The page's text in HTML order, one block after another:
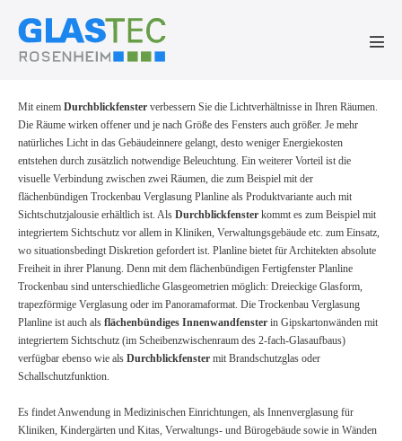
Inhalt
springen
Mit einem Durchblickfenster verbessern Sie die Lichtverhältnisse in Ihren Räumen.
Die Räume wirken offener und je nach Größe des Fensters auch größer. Je mehr
natürliches Licht in das Gebäudeinnere gelangt, desto weniger Energiekosten
entstehen durch zusätzlich notwendige Beleuchtung. Ein weiterer Vorteil ist die
visuelle Verbindung zwischen zwei Räumen, die zum Beispiel mit der
flächenbündigen Trockenbau Verglasung Planline als Produktvariante auch mit
Sichtschutzjalousie erhältlich ist. Als Durchblickfenster kommt es zum Beispiel mit
integriertem Sichtschutz vor allem in Kliniken, Verwaltungsgebäude etc. zum Einsatz,
wo situationsbedingt Diskretion gefordert ist. Planline bietet für Architekten absolute
Freiheit in ihrer Planung. Denn mit dem flächenbündigen Fertigfenster Planline
Trockenbau sind unterschiedliche Glasgeometrien möglich: Dreieckige Glasform,
trapezförmige Verglasung oder im Panoramaformat. Die Trockenbau Verglasung
Planline ist auch als flächenbündiges Innenwandfenster in Gipskartonwänden mit
integriertem Sichtschutz (im Scheibenzwischenraum des 2-fach-Glasaufbaus)
verfügbar ebenso wie als Durchblickfenster mit Brandschutzglas oder
Schallschutzfunktion.
Es findet Anwendung in Medizinischen Einrichtungen, als Innenverglasung für
Kliniken, Kindergärten und Kitas, Verwaltungs- und Bürogebäude sowie in Wänden